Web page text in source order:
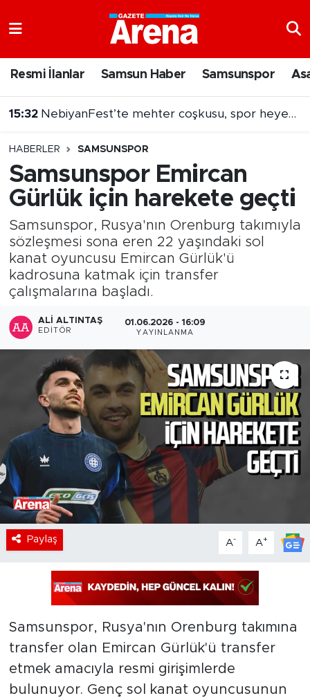
Resmi İlanlar Samsun Haber Samsunspor
15:32 NebiyanFest’te mehter coşkusu, spor heyecanı
15:31 Dron saldırısına uğramıştı! Hasarlı Türk gemisi Samsun'a getirildi
HABERLER SAMSUNSPOR
Samsunspor Emircan
Gürlük için harekete geçti
Samsunspor, Rusya'nın Orenburg takımıyla
sözleşmesi sona eren 22 yaşındaki sol
kanat oyuncusu Emircan Gürlük'ü
kadrosuna katmak için transfer
çalışmalarına başladı.
ALI ALTINTAŞ
EDITÖR
01.06.2026 - 16:09
YAYINLANMA
Paylaş A- A+
Samsunspor, Rusya'nın Orenburg takımına
transfer olan Emircan Gürlük'ü transfer
etmek amacıyla resmi girişimlerde
bulunuyor. Genç sol kanat oyuncusunun
Samsun Namaz Vakitleri
Süper Lig Puan Durumu ve Fikstür
Tüm Manşetler
Son Dakika Haberleri
Haber Arşivi